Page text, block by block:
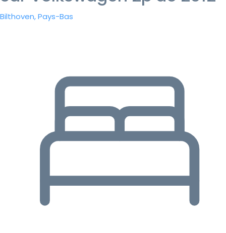
Bilthoven, Pays-Bas